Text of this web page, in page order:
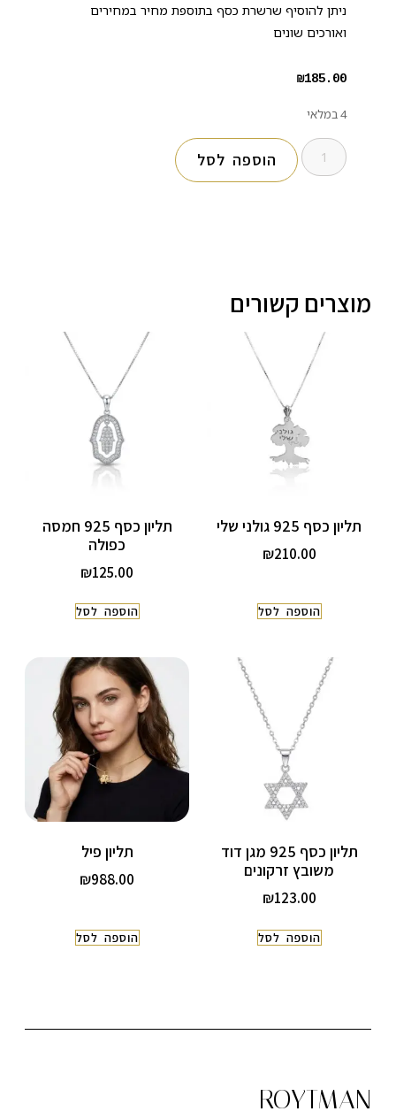
ניתן להוסיף שרשרת כסף בתוספת מחיר במחירים
ואורכים שונים
₪185.00
4 במלאי
הוספה לסל
מוצרים קשורים
תליון כסף 925 גולני שלי
₪210.00
הוספה לסל
תליון כסף 925 חמסה
כפולה
₪125.00
הוספה לסל
תליון כסף 925 מגן דוד
משובץ זרקונים
₪123.00
הוספה לסל
תליון פיל
₪988.00
הוספה לסל
ROYTMAN